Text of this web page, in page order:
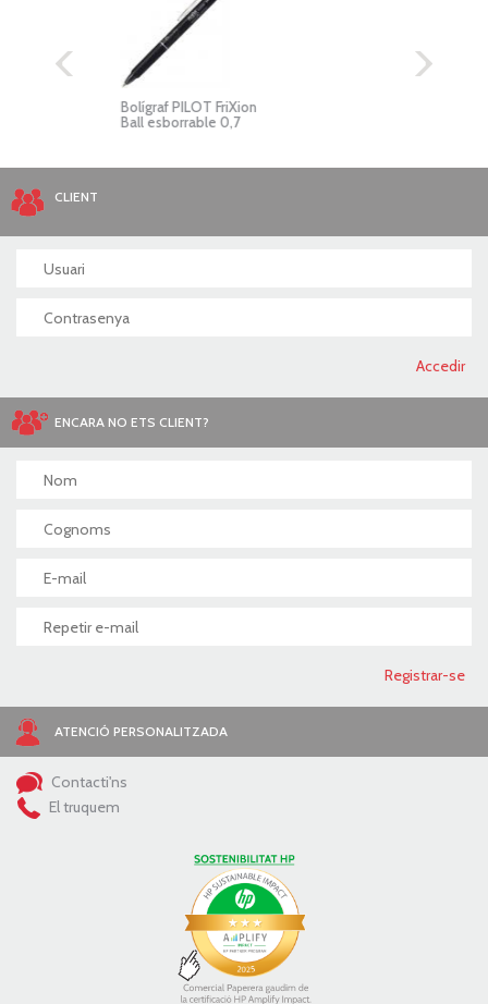
Bolígraf PILOT FriXion
Ball esborrable 0,7
CLIENT
ENCARA NO ETS CLIENT?
ATENCIÓ PERSONALITZADA
Contacti'ns
El truquem